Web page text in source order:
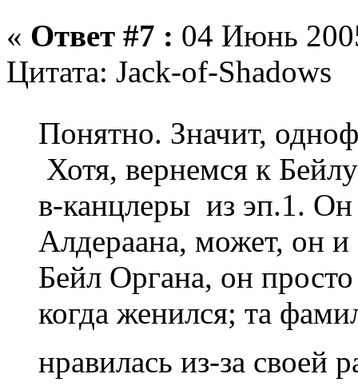
« Ответ #7 : 04 Июнь
Цитата: Jack-of-Shadows
Понятно. Значит,
Хотя, вернемся к
в-канцлеры из эп.1. Он
Алдераана, может, он и
Бейл Органа, он
когда женился; та
нравилась из-за своей